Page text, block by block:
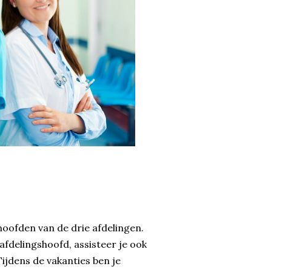
van de drie afdelingen.
assisteer je ook
de vakanties ben je